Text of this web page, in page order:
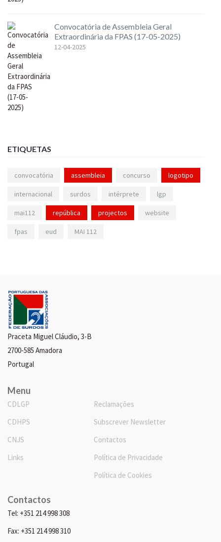
Convocatória de Assembleia Geral
Extraordinária da FPAS (17-05-2025)
12-04-2025
ETIQUETAS
convocatória assembleia concurso logotipo
internacional surdos intérprete lgp
mai112 república projectos website
fpas eud MAI 112
Praceta Miguel Cláudio, 3-B
2700-585 Amadora
Portugal
Menu
CDLGP
CDHPS
CNJS
Links
Reclamações
Subscrever Newsletter
Contactos
Política de Privacidade
Política de Cookies
Contactos
Tel: +351 214 998 308
Fax: +351 214 998 310